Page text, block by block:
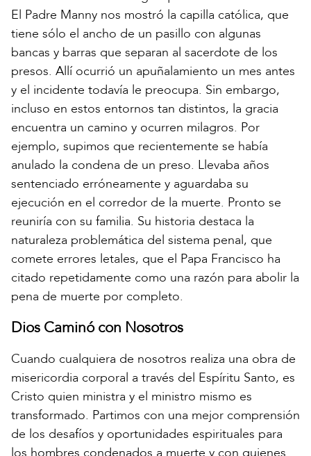
El Padre Manny nos mostró la capilla católica, que
tiene sólo el ancho de un pasillo con algunas
bancas y barras que separan al sacerdote de los
presos. Allí ocurrió un apuñalamiento un mes antes
y el incidente todavía le preocupa. Sin embargo,
incluso en estos entornos tan distintos, la gracia
encuentra un camino y ocurren milagros. Por
ejemplo, supimos que recientemente se había
anulado la condena de un preso. Llevaba años
sentenciado erróneamente y aguardaba su
ejecución en el corredor de la muerte. Pronto se
reuniría con su familia. Su historia destaca la
naturaleza problemática del sistema penal, que
comete errores letales, que el Papa Francisco ha
citado repetidamente como una razón para abolir la
pena de muerte por completo.
Dios Caminó con Nosotros
Cuando cualquiera de nosotros realiza una obra de
misericordia corporal a través del Espíritu Santo, es
Cristo quien ministra y el ministro mismo es
transformado. Partimos con una mejor comprensión
de los desafíos y oportunidades espirituales para